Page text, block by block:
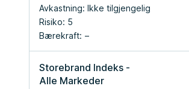
Avkastning: Ikke tilgjengelig
Risiko: 5
Bærekraft:
Storebrand Indeks -
Alle Markeder